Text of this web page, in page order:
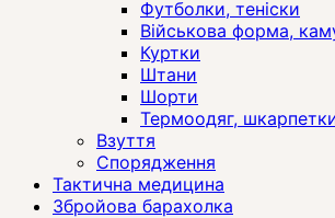
Футболки, теніски
Військова форма,
Куртки
Штани
Шорти
Термоодяг,
Взуття
Спорядження
Тактична медицина
Збройова барахолка